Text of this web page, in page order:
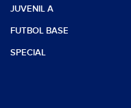
JUVENIL A
FUTBOL BASE
SPECIAL